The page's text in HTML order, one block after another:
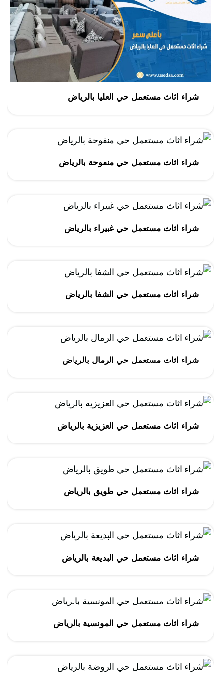
شراء اثاث مستعمل حي العليا بالرياض
شراء اثاث مستعمل حي منفوحة بالرياض
شراء اثاث مستعمل حي غبيراء بالرياض
شراء اثاث مستعمل حي الشفا بالرياض
شراء اثاث مستعمل حي الرمال بالرياض
شراء اثاث مستعمل حي العزيزية بالرياض
شراء اثاث مستعمل حي طويق بالرياض
شراء اثاث مستعمل حي البديعة بالرياض
شراء اثاث مستعمل حي المونسية بالرياض